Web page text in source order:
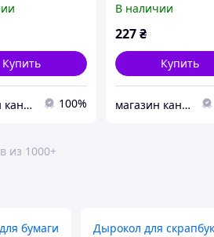
Купить
магазин канцтоварів "Журналіст" 100%
В наличии
227 ₴
Купить
магазин канцтоварів "Журналіст"
из 1000+
бумаги Дырокол для